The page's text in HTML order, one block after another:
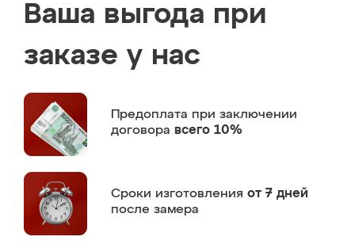
Ваша выгода при
заказе у нас
Предоплата при заключении
договора всего 10%
Сроки изготовления от 7 дней
после замера